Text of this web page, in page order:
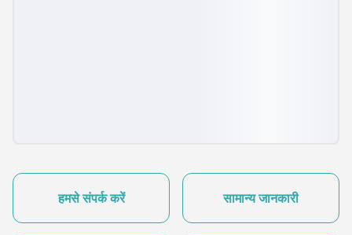
हमसे संपर्क करें सामान्य जानकारी